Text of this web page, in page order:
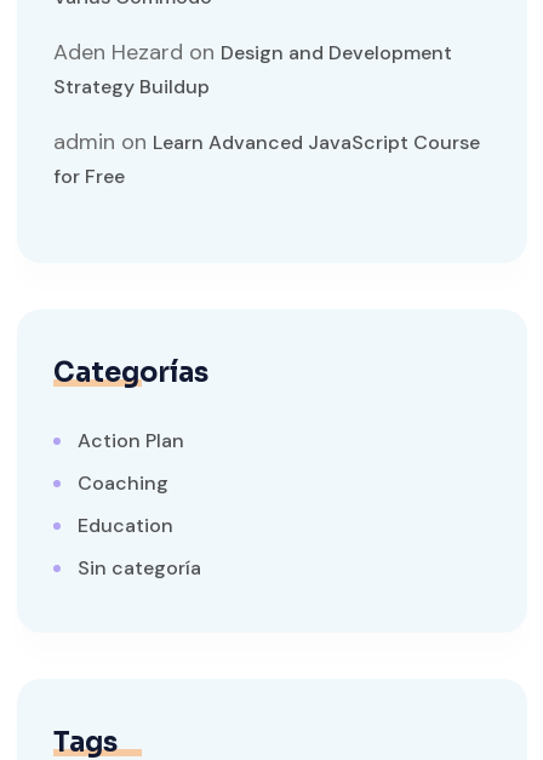
Aden Hezard on Design and Development
Strategy Buildup
admin on Learn Advanced JavaScript Course
for Free
Categorías
Action Plan
Coaching
Education
Sin categoría
Tags